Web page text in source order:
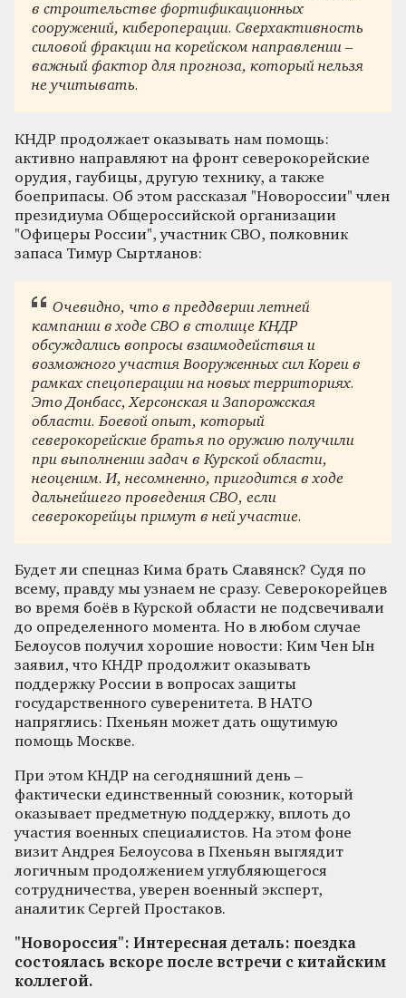
в строительстве фортификационных
сооружений, кибероперации. Сверхактивность
силовой фракции на корейском направлении –
важный фактор для прогноза, который нельзя
не учитывать.
КНДР продолжает оказывать нам помощь:
активно направляют на фронт северокорейские
орудия, гаубицы, другую технику, а также
боеприпасы. Об этом рассказал "Новороссии" член
президиума Общероссийской организации
"Офицеры России", участник СВО, полковник
запаса Тимур Сыртланов:
Очевидно, что в преддверии летней
кампании в ходе СВО в столице КНДР
обсуждались вопросы взаимодействия и
возможного участия Вооруженных сил Кореи в
рамках спецоперации на новых территориях.
Это Донбасс, Херсонская и Запорожская
области. Боевой опыт, который
северокорейские братья по оружию получили
при выполнении задач в Курской области,
неоценим. И, несомненно, пригодится в ходе
дальнейшего проведения СВО, если
северокорейцы примут в ней участие.
Будет ли спецназ Кима брать Славянск? Судя по
всему, правду мы узнаем не сразу. Северокорейцев
во время боёв в Курской области не подсвечивали
до определенного момента. Но в любом случае
Белоусов получил хорошие новости: Ким Чен Ын
заявил, что КНДР продолжит оказывать
поддержку России в вопросах защиты
государственного суверенитета. В НАТО
напряглись: Пхеньян может дать ощутимую
помощь Москве.
При этом КНДР на сегодняшний день –
фактически единственный союзник, который
оказывает предметную поддержку, вплоть до
участия военных специалистов. На этом фоне
визит Андрея Белоусова в Пхеньян выглядит
логичным продолжением углубляющегося
сотрудничества, уверен военный эксперт,
аналитик Сергей Простаков.
"Новороссия": Интересная деталь: поездка
состоялась вскоре после встречи с китайским
коллегой.